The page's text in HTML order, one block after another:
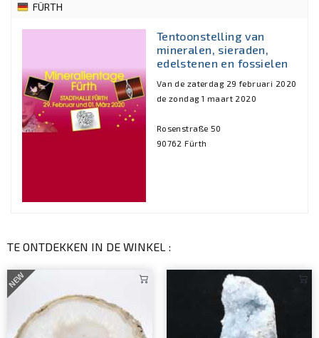
FÜRTH
Tentoonstelling van
mineralen, sieraden,
edelstenen en fossielen
Van de zaterdag 29 februari 2020
de zondag 1 maart 2020
Rosenstraße 50
90762 Fürth
TE ONTDEKKEN IN DE WINKEL :
NEW